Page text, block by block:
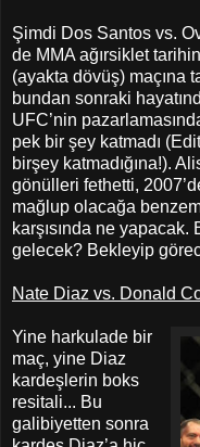
Şimdi Dos Santos vs.
de MMA ağırsiklet
(ayakta dövüş) maçına
bundan sonraki
UFC’nin
pek bir şey katmadı
birşey katmadığına!).
gönülleri fethetti,
mağlup olacağa
karşısında ne
gelecek? Bekleyip
Nate Diaz vs. Donald
Yine harkulade bir
maç, yine Diaz
kardeşlerin boks
resitali... Bu
galibiyetten sonra